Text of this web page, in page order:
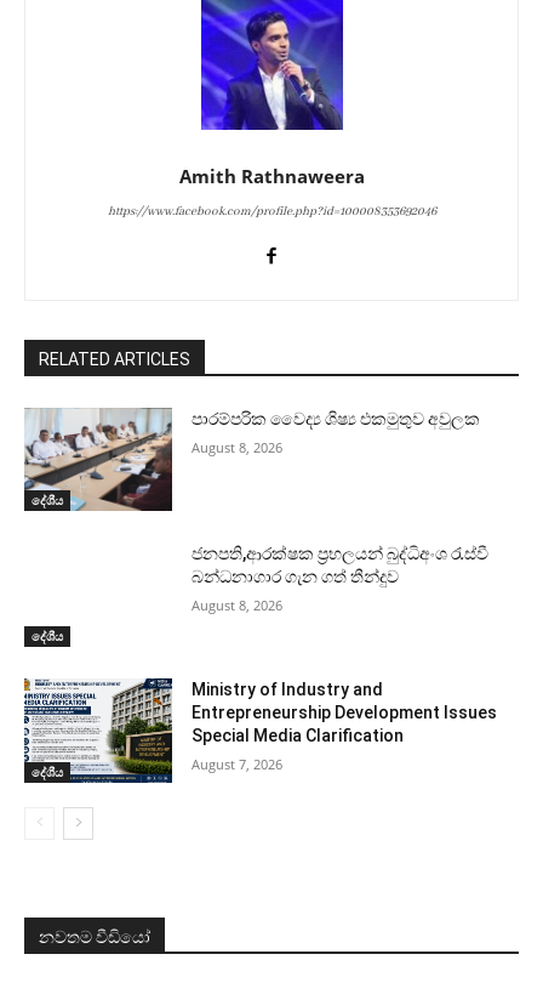
Amith Rathnaweera
https://www.facebook.com/profile.php?id=100008353692046
RELATED ARTICLES
දේශීය
පාරම්පරික වෛද්‍ය ශිෂ්‍ය එකමුතුව අවුලක
August 8, 2026
දේශීය
ජනපති,ආරක්ෂක ප්‍රභලයන් බුද්ධිඅංශ රැස්වී
බන්ධනාගාර ගැන ගත් තීන්දුව
August 8, 2026
දේශීය
Ministry of Industry and
Entrepreneurship Development Issues
Special Media Clarification
August 7, 2026
නවතම වීඩියෝ